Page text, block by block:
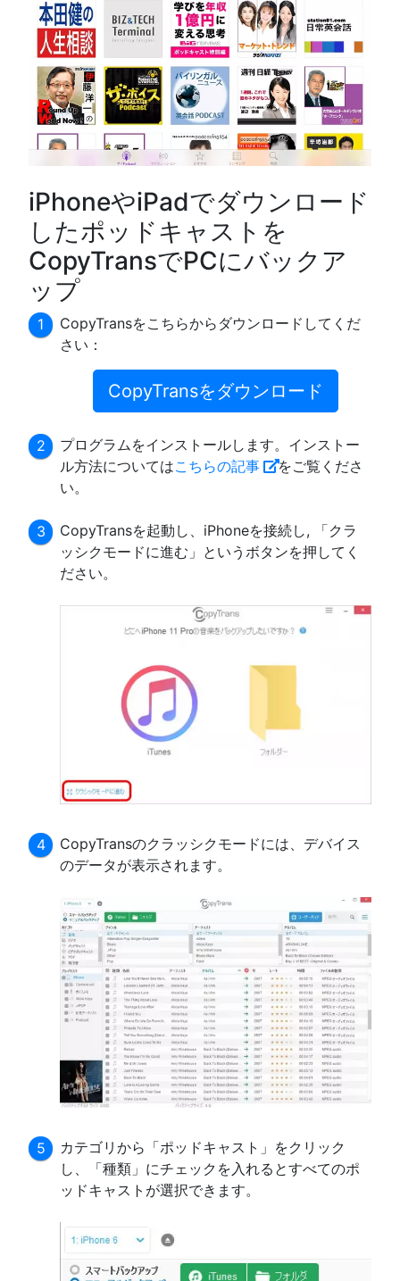
iPhoneやiPadでダウンロード
したポッドキャストを
CopyTransでPCにバックア
ップ
CopyTransをこちらからダウンロードしてくだ
さい：
CopyTransをダウンロード
プログラムをインストールします。インストー
ル方法についてはこちらの記事
をご覧くださ
い。
CopyTransを起動し、iPhoneを接続し, 「クラ
ッシクモードに進む」というボタンを押してく
ださい。
CopyTransのクラッシクモードには、デバイス
のデータが表示されます。
カテゴリから「ポッドキャスト」をクリック
し、「種類」にチェックを入れるとすべてのポ
ッドキャストが選択できます。